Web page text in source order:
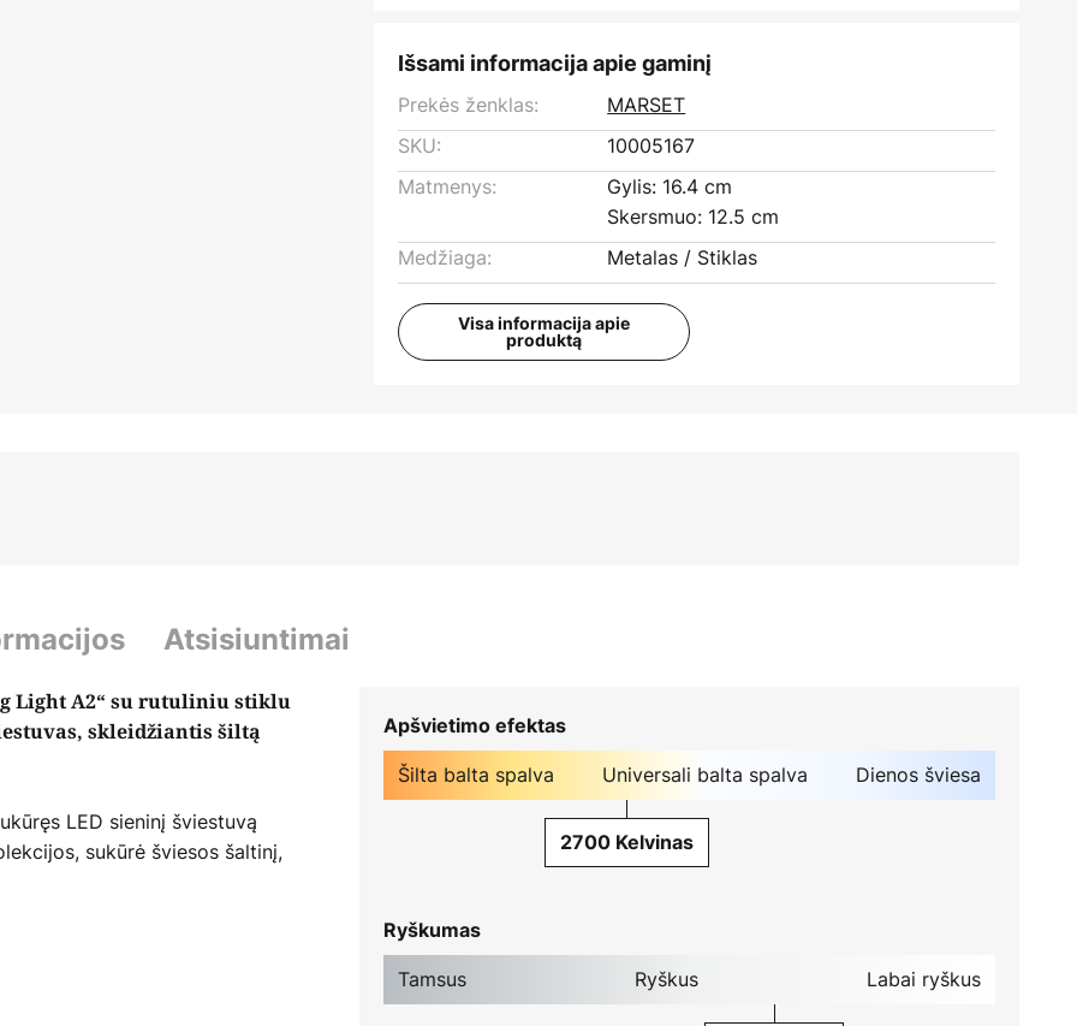
Išsami informacija apie gaminį
Prekės ženklas:
MARSET
SKU:
10005167
Matmenys:
Gylis: 16.4 cm
Skersmuo: 12.5 cm
Medžiaga:
Metalas / Stiklas
Visa informacija apie
produktą
Atsisiuntimai
Light A2“ su rutuliniu stiklu
skleidžiantis šiltą
LED sieninį šviestuvą
sukūrė šviesos šaltinį,
atspalvius. Ispanijos
kokybės produktus, kurie
Apšvietimo efektas
Šilta balta spalva Universali balta spalva Dienos šviesa
2700 Kelvinas
Ryškumas
Tamsus Ryškus Labai ryškus